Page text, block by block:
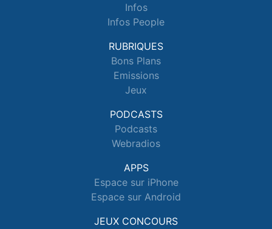
Infos
Infos People
RUBRIQUES
Bons Plans
Emissions
Jeux
PODCASTS
Podcasts
Webradios
APPS
Espace sur iPhone
Espace sur Android
JEUX CONCOURS